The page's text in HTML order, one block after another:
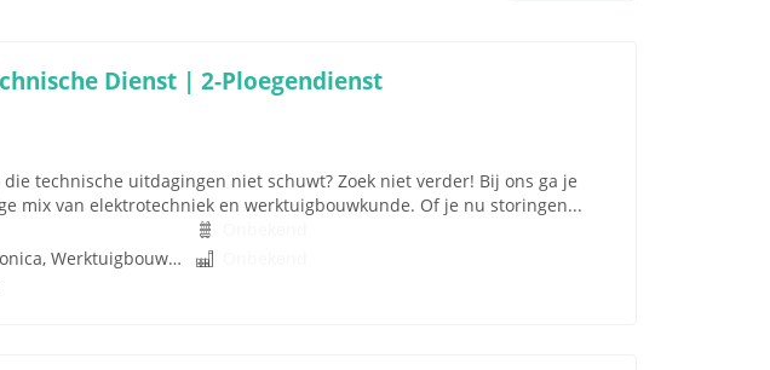
Dienst | 2-Ploegendienst
technische uitdagingen niet schuwt? Zoek niet verder! Bij ons ga je
mix van elektrotechniek en werktuigbouwkunde. Of je nu storingen...
Elektrotechniek, Mechatronica, Werktuigbouwkunde, Hydrauliek